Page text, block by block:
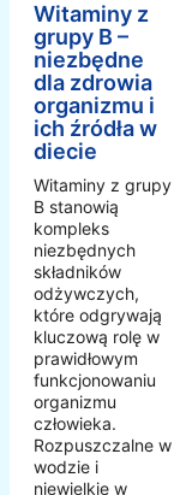
Witaminy z
grupy B –
niezbędne
dla zdrowia
organizmu i
ich źródła w
diecie
Witaminy z grupy
B stanowią
kompleks
niezbędnych
składników
odżywczych,
które odgrywają
kluczową rolę w
prawidłowym
funkcjonowaniu
organizmu
człowieka.
Rozpuszczalne w
wodzie i
niewielkie w